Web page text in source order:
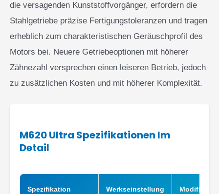
die versagenden Kunststoffvorgänger, erfordern die
Stahlgetriebe präzise Fertigungstoleranzen und tragen
erheblich zum charakteristischen Geräuschprofil des
Motors bei. Neuere Getriebeoptionen mit höherer
Zähnezahl versprechen einen leiseren Betrieb, jedoch
zu zusätzlichen Kosten und mit höherer Komplexität.
M620 Ultra Spezifikationen Im
Detail
Spezifikation Werkseinstellung